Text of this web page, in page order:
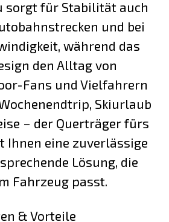
sorgt für Stabilität auch
und bei
während das
den Alltag von
Fans und Vielfahrern
Skiurlaub
– der Querträger fürs
Ihnen eine zuverlässige
Lösung, die
Fahrzeug passt.
& Vorteile